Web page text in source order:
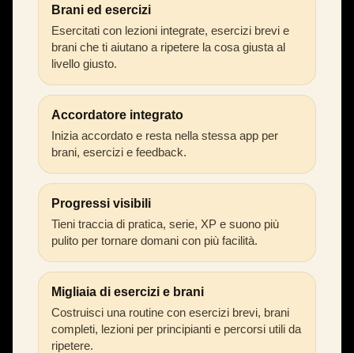
Brani ed esercizi
Esercitati con lezioni integrate, esercizi brevi e
brani che ti aiutano a ripetere la cosa giusta al
livello giusto.
Accordatore integrato
Inizia accordato e resta nella stessa app per
brani, esercizi e feedback.
Progressi visibili
Tieni traccia di pratica, serie, XP e suono più
pulito per tornare domani con più facilità.
Migliaia di esercizi e brani
Costruisci una routine con esercizi brevi, brani
completi, lezioni per principianti e percorsi utili da
ripetere.